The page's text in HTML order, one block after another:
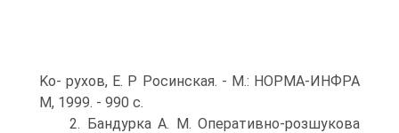
Ko- рухов, Е. P Росинская. - M.: НОРМА-ИНФРА
М, 1999. - 990 с.
2. Бандурка А. М. Оперативно-розшукова